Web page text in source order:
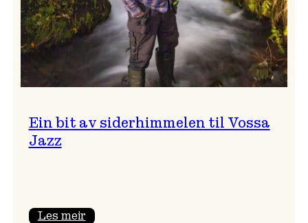
Ein bit av siderhimmelen til Vossa
Jazz
Les meir: